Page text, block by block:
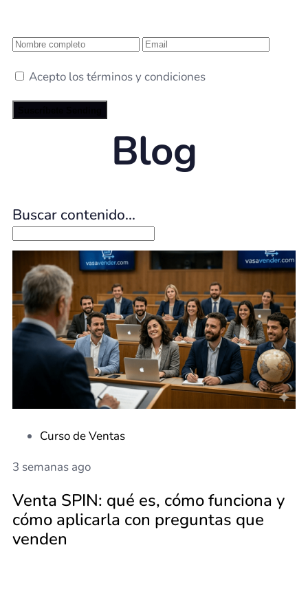
Acepto los términos y condiciones
Blog
Buscar contenido...
Curso de Ventas
3 semanas ago
Venta SPIN: qué es, cómo funciona y
cómo aplicarla con preguntas que
venden